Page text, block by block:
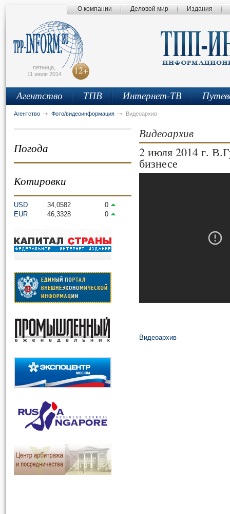
О компании Деловой мир Издания
пятница,
11 июля 2014
12+
Агентство ТПВ Интернет-ТВ
Агентство Фото/видеоинформация Видеоархив
Погода
Котировки
USD 34,0582
0
EUR
46,3328 0
Видеоархив
2 июля 2014 г.
бизнесе
Видеоархив